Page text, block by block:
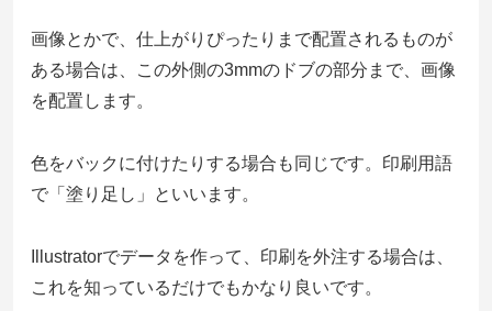
画像とかで、仕上がりぴったりまで配置されるものが
ある場合は、この外側の3mmのドブの部分まで、画像
を配置します。
色をバックに付けたりする場合も同じです。印刷用語
で「塗り足し」といいます。
Illustratorでデータを作って、印刷を外注する場合は、
これを知っているだけでもかなり良いです。